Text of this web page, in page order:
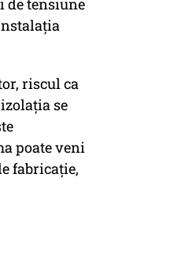
de tensiune
riscul ca
se
poate veni
fabricație,